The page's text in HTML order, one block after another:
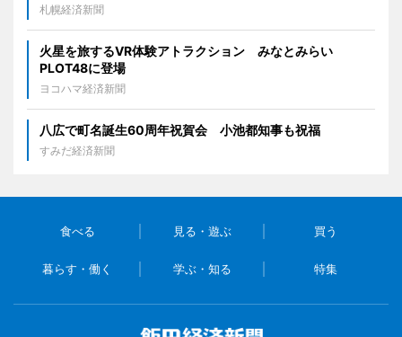
札幌経済新聞
火星を旅するVR体験アトラクション みなとみらい
PLOT48に登場
ヨコハマ経済新聞
八広で町名誕生60周年祝賀会 小池都知事も祝福
すみだ経済新聞
食べる 見る・遊ぶ 買う
暮らす・働く 学ぶ・知る 特集